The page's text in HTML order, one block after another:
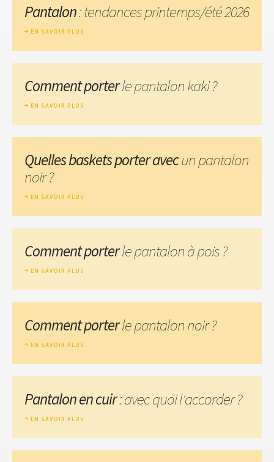
Pantalon: tendances printemps/été 2026
EN SAVOIR PLUS
Comment porterle pantalon kaki ?
EN SAVOIR PLUS
Quelles baskets porter avecun pantalon
noir ?
EN SAVOIR PLUS
Comment porterle pantalon à pois ?
EN SAVOIR PLUS
Comment porterle pantalon noir ?
EN SAVOIR PLUS
Pantalon en cuir: avec quoi l'accorder ?
EN SAVOIR PLUS